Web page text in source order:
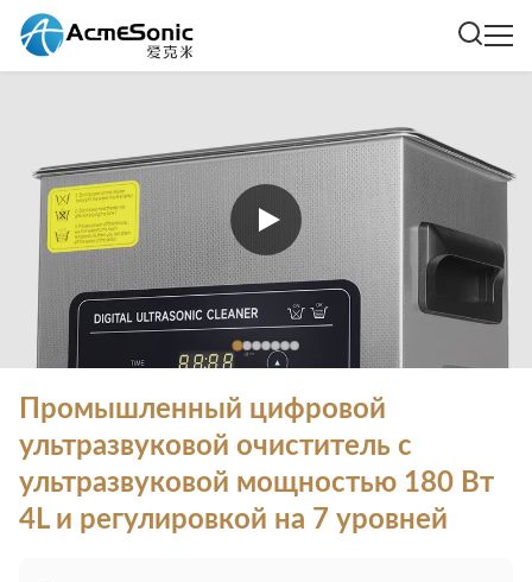
Промышленный цифровой
ультразвуковой очиститель с
ультразвуковой мощностью 180 Вт
4L и регулировкой на 7 уровней